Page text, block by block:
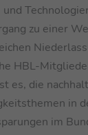
zu einer
HBL-
es, die
in
im